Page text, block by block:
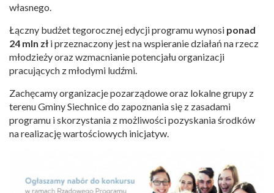
własnego.
Łączny budżet tegorocznej edycji programu wynosi ponad
24 mln zł i przeznaczony jest na wspieranie działań na rzecz
młodzieży oraz wzmacnianie potencjału organizacji
pracujących z młodymi ludźmi.
Zachęcamy organizacje pozarządowe oraz lokalne grupy z
terenu Gminy Siechnice do zapoznania się z zasadami
programu i skorzystania z możliwości pozyskania środków
na realizację wartościowych inicjatyw.